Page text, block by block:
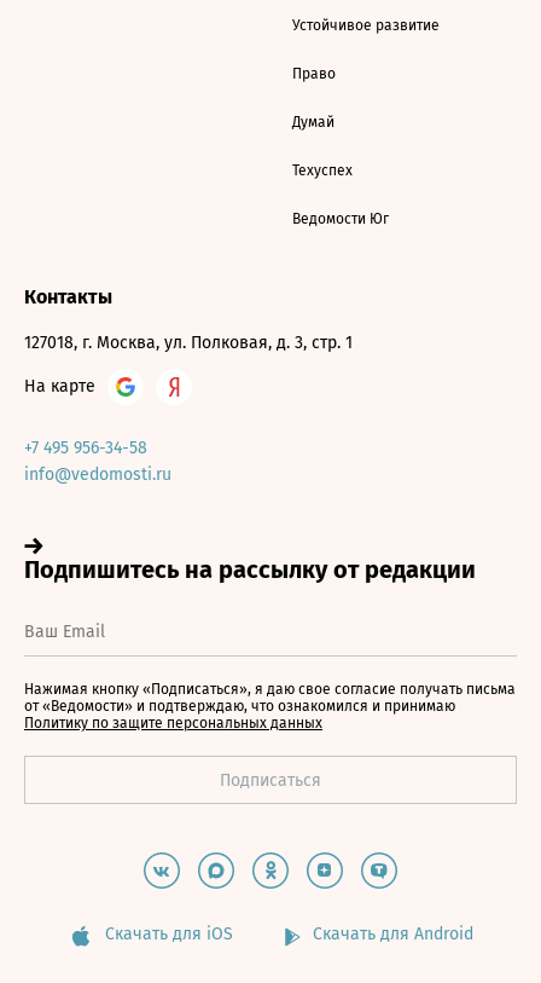
Устойчивое развитие
Право
Думай
Техуспех
Ведомости Юг
Контакты
127018, г. Москва, ул. Полковая, д. 3, стр. 1
На карте
+7 495 956-34-58
info@vedomosti.ru
Нажимая кнопку «Подписаться», я даю свое согласие получать письма
от «Ведомости» и подтверждаю, что ознакомился и принимаю
Политику по защите персональных данных
Скачать для iOS Скачать для Android